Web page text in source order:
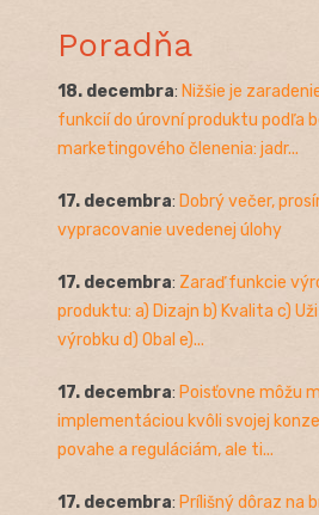
Poradňa
18. decembra: Nižšie je
funkcií do úrovní produktu podľa
marketingového členenia: jadr...
17. decembra: Dobrý večer,
vypracovanie uvedenej úlohy
17. decembra: Zaraď funkcie
produktu: a) Dizajn b) Kvalita c)
výrobku d) Obal e)...
17. decembra: Poisťovne môžu
implementáciou kvôli svojej
povahe a reguláciám, ale ti...
17. decembra: Prílišný dôraz na